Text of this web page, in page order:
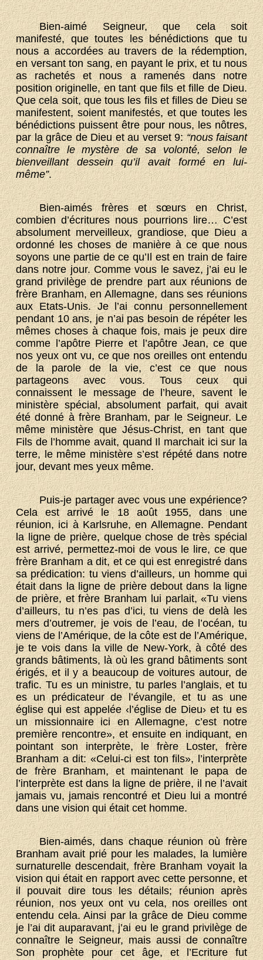
Bien-aimé Seigneur, que cela soit
manifesté, que toutes les bénédictions que tu
nous a accordées au travers de la rédemption,
en versant ton sang, en payant le prix, et tu nous
as rachetés et nous a ramenés dans notre
position originelle, en tant que fils et fille de Dieu.
Que cela soit, que tous les fils et filles de Dieu se
manifestent, soient manifestés, et que toutes les
bénédictions puissent être pour nous, les nôtres,
par la grâce de Dieu et au verset 9:“nous faisant
connaître le mystère de sa volonté, selon le
bienveillant dessein qu’il avait formé en lui-
même”.
Bien-aimés frères et sœurs en Christ,
combien d’écritures nous pourrions lire… C’est
absolument merveilleux, grandiose, que Dieu a
ordonné les choses de manière à ce que nous
soyons une partie de ce qu’Il est en train de faire
dans notre jour. Comme vous le savez, j’ai eu le
grand privilège de prendre part aux réunions de
frère Branham, en Allemagne, dans ses réunions
aux Etats-Unis. Je l’ai connu personnellement
pendant 10 ans, je n’ai pas besoin de répéter les
mêmes choses à chaque fois, mais je peux dire
comme l’apôtre Pierre et l’apôtre Jean, ce que
nos yeux ont vu, ce que nos oreilles ont entendu
de la parole de la vie, c’est ce que nous
partageons avec vous. Tous ceux qui
connaissent le message de l’heure, savent le
ministère spécial, absolument parfait, qui avait
été donné à frère Branham, par le Seigneur. Le
même ministère que Jésus-Christ, en tant que
Fils de l’homme avait, quand Il marchait ici sur la
terre, le même ministère s’est répété dans notre
jour, devant mes yeux même.
Puis-je partager avec vous une expérience?
Cela est arrivé le 18 août 1955, dans une
réunion, ici à Karlsruhe, en Allemagne. Pendant
la ligne de prière, quelque chose de très spécial
est arrivé, permettez-moi de vous le lire, ce que
frère Branham a dit, et ce qui est enregistré dans
sa prédication: tu viens d’ailleurs, un homme qui
était dans la ligne de prière debout dans la ligne
de prière, et frère Branham lui parlait, «Tu viens
d’ailleurs, tu n’es pas d’ici, tu viens de delà les
mers d’outremer, je vois de l’eau, de l’océan, tu
viens de l’Amérique, de la côte est de l’Amérique,
je te vois dans la ville de New-York, à côté des
grands bâtiments, là où les grand bâtiments sont
érigés, et il y a beaucoup de voitures autour, de
trafic. Tu es un ministre, tu parles l’anglais, et tu
es un prédicateur de l’évangile, et tu as une
église qui est appelée ‹l’église de Dieu› et tu es
un missionnaire ici en Allemagne, c’est notre
première rencontre», et ensuite en indiquant, en
pointant son interprète, le frère Loster, frère
Branham a dit: «Celui-ci est ton fils», l’interprète
de frère Branham, et maintenant le papa de
l’interprète est dans la ligne de prière, il ne l’avait
jamais vu, jamais rencontré et Dieu lui a montré
dans une vision qui était cet homme.
Bien-aimés, dans chaque réunion où frère
Branham avait prié pour les malades, la lumière
surnaturelle descendait, frère Branham voyait la
vision qui était en rapport avec cette personne, et
il pouvait dire tous les détails; réunion après
réunion, nos yeux ont vu cela, nos oreilles ont
entendu cela. Ainsi par la grâce de Dieu comme
je l’ai dit auparavant, j’ai eu le grand privilège de
connaître le Seigneur, mais aussi de connaître
Son prophète pour cet âge, et l’Ecriture fut